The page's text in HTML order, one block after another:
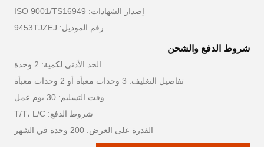
إصدار الشهادات: ISO 9001/TS16949
رقم الموديل: 9453TJZEJ
شروط الدفع والشحن
الحد الأدنى لكمية: 2 وحدة
تفاصيل التغليف: 3 وحدات معبأة أو 2 وحدات معبأة
وقت التسليم: 30 يوم عمل
شروط الدفع: T/T، L/C
القدرة على العرض: 200 وحدة في الشهر